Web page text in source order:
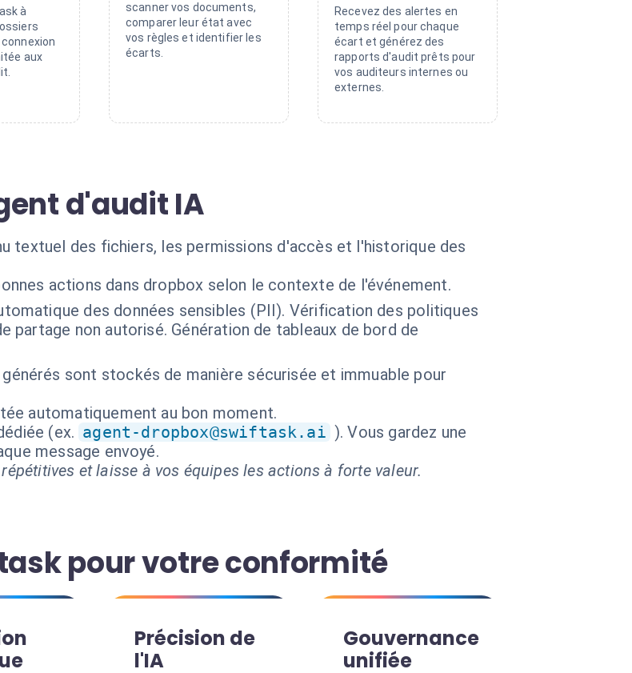
à
connexion
aux
scanner vos documents,
comparer leur état avec
vos règles et identifier les
écarts.
Recevez des alertes en
temps réel pour chaque
écart et générez des
rapports d'audit prêts pour
vos auditeurs internes ou
externes.
d'audit IA
textuel des fichiers, les permissions d'accès et l'historique des
actions dans dropbox selon le contexte de l'événement.
des données sensibles (PII). Vérification des politiques
partage non autorisé. Génération de tableaux de bord de
sont stockés de manière sécurisée et immuable pour
automatiquement au bon moment.
(ex. agent-dropbox@swiftask.ai ). Vous gardez une
message envoyé.
et laisse à vos équipes les actions à forte valeur.
pour votre conformité
Précision de
l'IA
Gouvernance
unifiée